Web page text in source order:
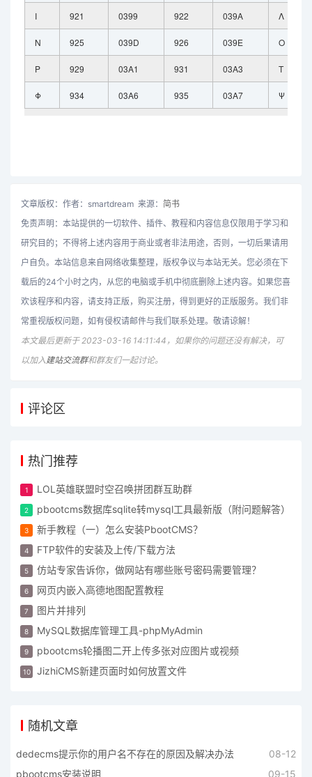
Ι 921 0399 922 039A Λ
Ν 925 039D 926 039E Ο
Ρ 929 03A1 931 03A3 Τ
Φ 934 03A6 935 03A7 Ψ
文章版权：作者：smartdream 来源： 简书
免责声明：本站提供的一切软件、插件、教程和内容信息仅限用于学习和
研究目的；不得将上述内容用于商业或者非法用途，否则，一切后果请用
户自负。本站信息来自网络收集整理，版权争议与本站无关。您必须在下
载后的24个小时之内，从您的电脑或手机中彻底删除上述内容。如果您喜
欢该程序和内容，请支持正版，购买注册，得到更好的正版服务。我们非
常重视版权问题，如有侵权请邮件与我们联系处理。敬请谅解！
本文最后更新于 2023-03-16 14:11:44，如果你的问题还没有解决，可
以加入建站交流群和群友们一起讨论。
评论区
热门推荐
LOL英雄联盟时空召唤拼团群互助群
pbootcms数据库sqlite转mysql工具最新版（附问题解答）
新手教程（一）怎么安装PbootCMS？
FTP软件的安装及上传/下载方法
仿站专家告诉你，做网站有哪些账号密码需要管理？
网页内嵌入高德地图配置教程
图片并排列
MySQL数据库管理工具-phpMyAdmin
pbootcms轮播图二开上传多张对应图片或视频
JizhiCMS新建页面时如何放置文件
随机文章
dedecms提示你的用户名不存在的原因及解决办法
08-12
pbootcms安装说明
09-15